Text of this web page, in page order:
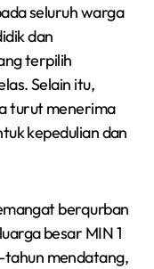
seluruh warga
dan
terpilih
Selain itu,
turut menerima
kepedulian dan
berqurban
besar MIN 1
tahun mendatang,